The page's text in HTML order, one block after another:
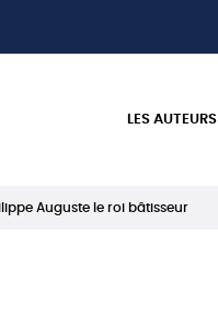
LES AUTEURS
Auguste le roi bâtisseur